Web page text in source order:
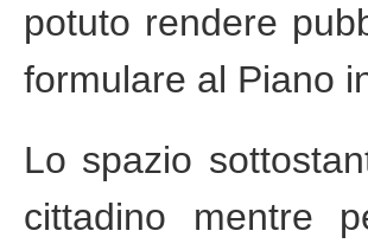
potuto rendere
formulare al Piano
Lo spazio
cittadino mentre